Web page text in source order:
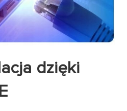
dzięki